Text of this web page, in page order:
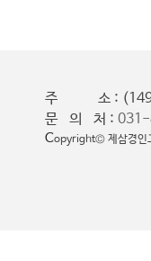
주 소 : (14980)
문 의 처 :
Copyright© 제삼경인